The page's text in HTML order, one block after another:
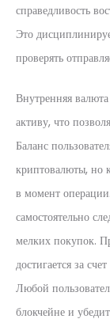
справедливость
Это
проверять
Внутренняя
активу, что
Баланс
криптовалюты, но
в момент
самостоятельно
мелких покупок.
достигается за
Любой
блокчейне и